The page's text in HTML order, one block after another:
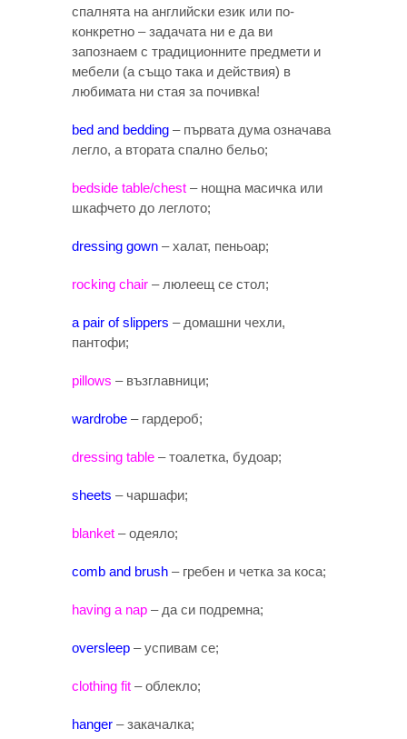
спалнята на английски език или по-
конкретно – задачата ни е да ви
запознаем с традиционните предмети и
мебели (а също така и действия) в
любимата ни стая за почивка!
bed and bedding – първата дума означава
легло, а втората спално бельо;
bedside table/chest – нощна масичка или
шкафчето до леглото;
dressing gown – халат, пеньоар;
rocking chair – люлеещ се стол;
a pair of slippers – домашни чехли,
пантофи;
pillows – възглавници;
wardrobe – гардероб;
dressing table – тоалетка, будоар;
sheets – чаршафи;
blanket – одеяло;
comb and brush – гребен и четка за коса;
having a nap – да си подремна;
oversleep – успивам се;
clothing fit – облекло;
hanger – закачалка;